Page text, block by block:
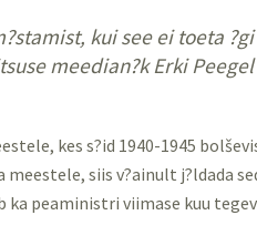
kui see ei toeta ?gi
meedian?k Erki
kes s?id 1940-1945
siis v?ainult j?ldada
peaministri viimase kuu